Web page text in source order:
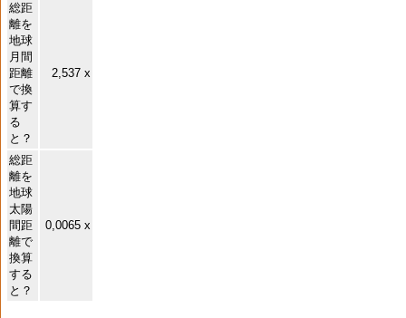
総距
離を
地球
月間
距離
で換
算す
る
と？
2,537 x
総距
離を
地球
太陽
間距
離で
換算
する
と？
0,0065 x